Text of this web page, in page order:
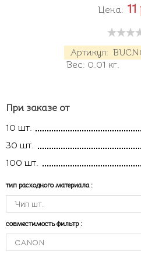
Артикул:
Вес: 0.01 кг.
Цена: 11
При заказе от
10 шт.
30 шт.
100 шт.
тип расходного материала :
совместимость фильтр :